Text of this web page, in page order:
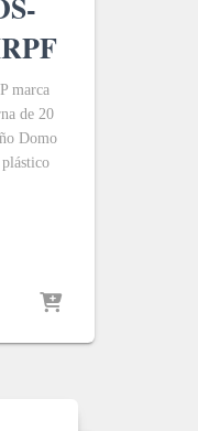
marca
de 20
Domo